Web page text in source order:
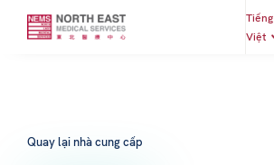
Tiếng
Việt
Quay lại nhà cung cấp